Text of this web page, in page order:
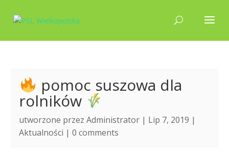
pomoc suszowa dla
rolników
utworzone przezAdministrator | Lip 7, 2019 |
Aktualności |0 comments